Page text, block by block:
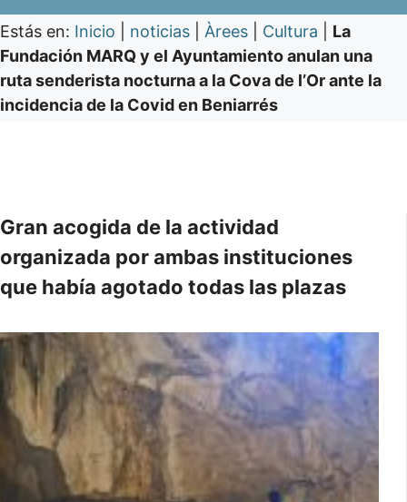
Estás en: Inicio noticias Àrees Cultura
La
Fundación MARQ y el Ayuntamiento anulan una
ruta senderista nocturna a la Cova de l’Or ante la
incidencia de la Covid en Beniarrés
Gran acogida de la actividad
organizada por ambas instituciones
que había agotado todas las plazas